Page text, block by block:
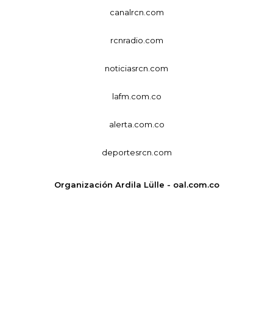
canalrcn.com
rcnradio.com
noticiasrcn.com
lafm.com.co
alerta.com.co
deportesrcn.com
Organización Ardila Lülle - oal.com.co